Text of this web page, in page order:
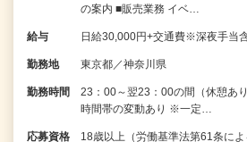
の案内 ■販売業務 イベ…
給与 日給30,000円+交通費※深夜手当
勤務地 東京都／神奈川県
勤務時間
23：00～翌23：00の間（休憩あ
時間帯の変動あり ※一定…
応募資格
18歳以上（労働基準法第61条に